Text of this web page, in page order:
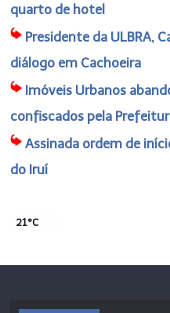
quarto de hotel
Presidente da ULBRA,
diálogo em Cachoeira
Imóveis Urbanos
confiscados pela
Assinada ordem de
do Iruí
21°C